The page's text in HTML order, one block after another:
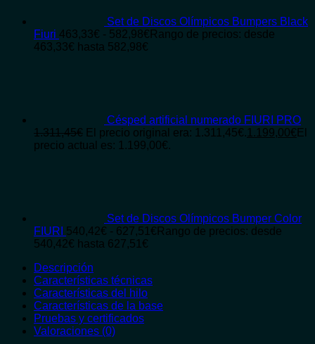
Set de Discos Olímpicos Bumpers Black
Fiuri 463,33€ - 582,98€ Rango de precios: desde
463,33€ hasta 582,98€
Césped artificial numerado FIURI PRO
1.311,45€ El precio original era: 1.311,45€.1.199,00€ El
precio actual es: 1.199,00€.
Set de Discos Olímpicos Bumper Color
FIURI 540,42€ - 627,51 € Rango de precios: desde
540,42€ hasta 627,51€
Descripción
Características técnicas
Características del hilo
Características de la base
Pruebas y certificados
Valoraciones (0)